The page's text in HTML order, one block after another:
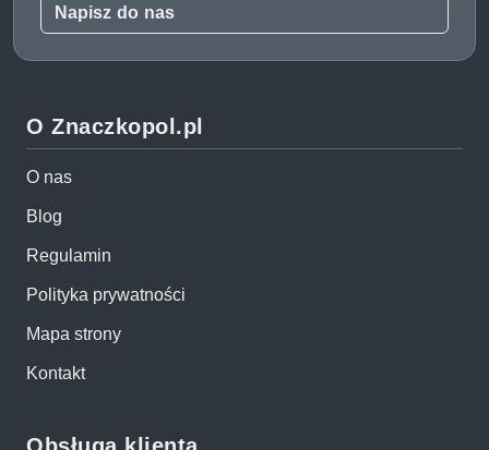
Napisz do nas
O Znaczkopol.pl
O nas
Blog
Regulamin
Polityka prywatności
Mapa strony
Kontakt